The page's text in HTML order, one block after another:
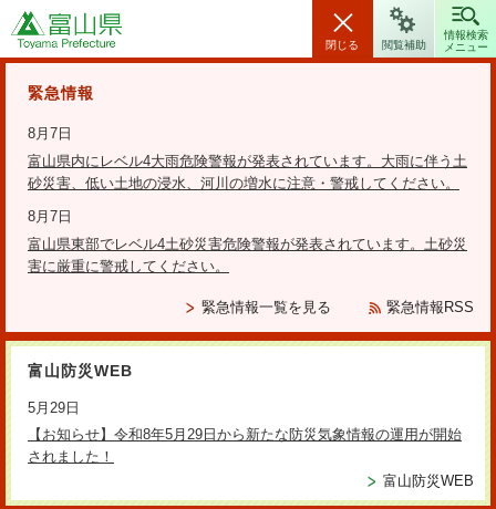
富山県
閉じる 閲覧補助
情報検索
メニュー
緊急情報
8月7日
富山県内にレベル4大雨危険警報が発表されています。大雨に伴う土
砂災害、低い土地の浸水、河川の増水に注意・警戒してください。
8月7日
富山県東部でレベル4土砂災害危険警報が発表されています。土砂災
害に厳重に警戒してください。
緊急情報一覧を見る 緊急情報RSS
富山防災WEB
5月29日
【お知らせ】令和8年5月29日から新たな防災気象情報の運用が開始
されました！
富山防災WEB
テーマから探す
富山県民福祉条例について
生活関連施設の整備基準への適合義